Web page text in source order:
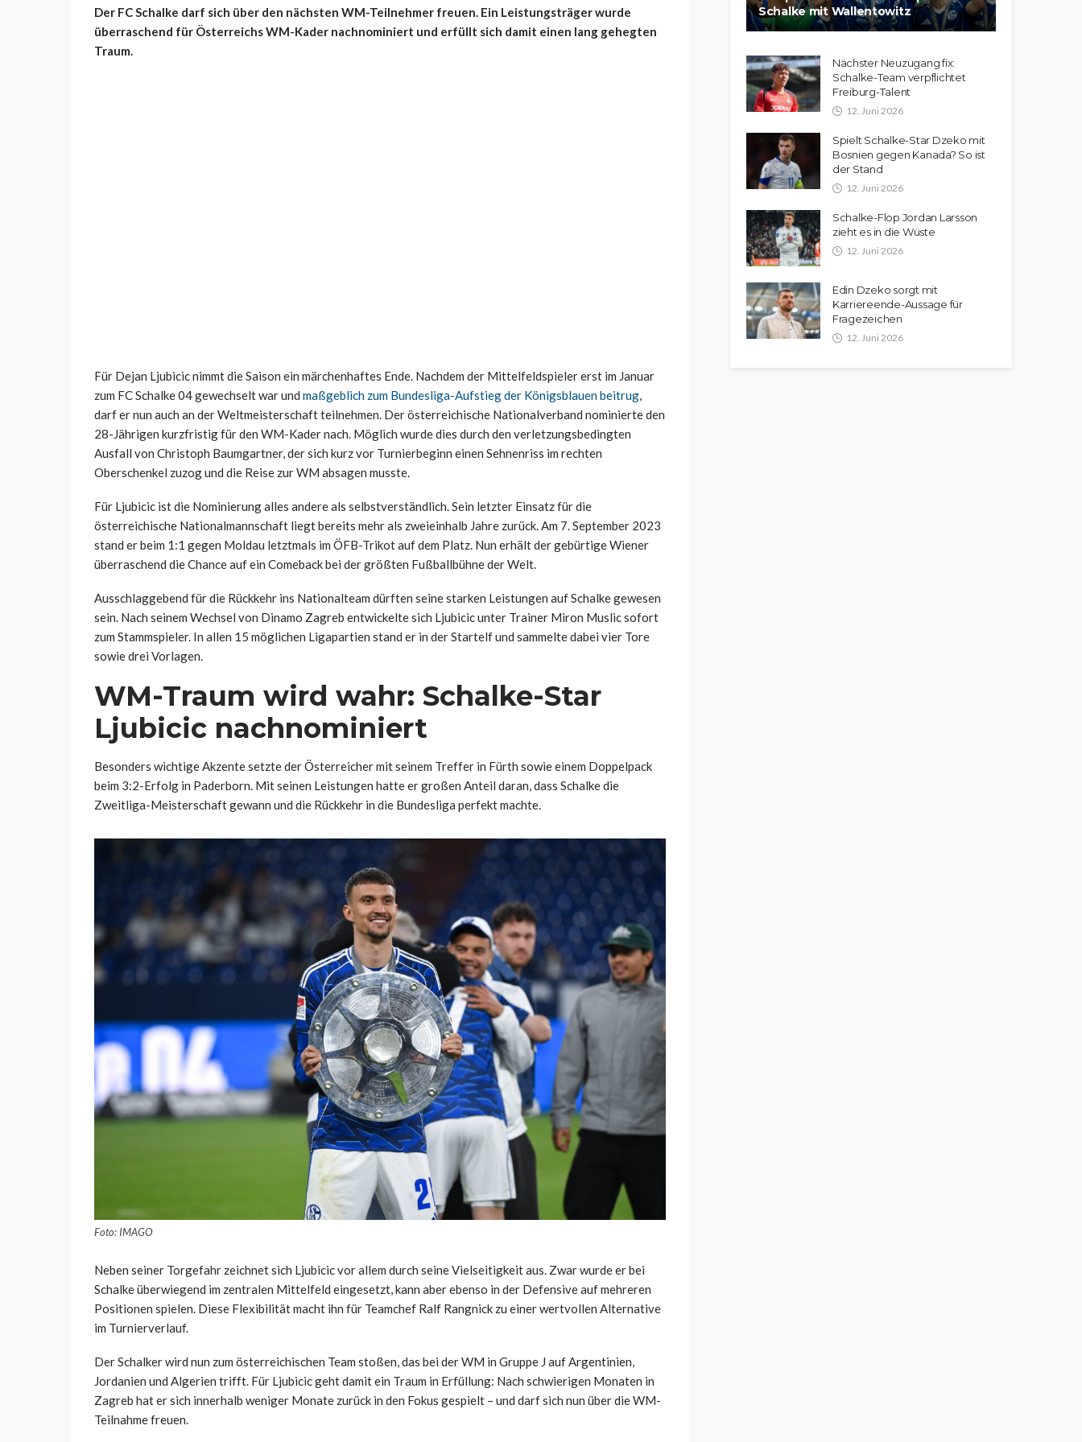
Der FC Schalke darf sich über den nächsten WM-Teilnehmer freuen. Ein Leistungsträger wurde
überraschend für Österreichs WM-Kader nachnominiert und erfüllt sich damit einen lang gehegten
Traum.
Für Dejan Ljubicic nimmt die Saison ein märchenhaftes Ende. Nachdem der Mittelfeldspieler erst im Januar
zum FC Schalke 04 gewechselt war und maßgeblich zum Bundesliga-Aufstieg der Königsblauen beitrug,
darf er nun auch an der Weltmeisterschaft teilnehmen. Der österreichische Nationalverband nominierte den
28-Jährigen kurzfristig für den WM-Kader nach. Möglich wurde dies durch den verletzungsbedingten
Ausfall von Christoph Baumgartner, der sich kurz vor Turnierbeginn einen Sehnenriss im rechten
Oberschenkel zuzog und die Reise zur WM absagen musste.
Für Ljubicic ist die Nominierung alles andere als selbstverständlich. Sein letzter Einsatz für die
österreichische Nationalmannschaft liegt bereits mehr als zweieinhalb Jahre zurück. Am 7. September 2023
stand er beim 1:1 gegen Moldau letztmals im ÖFB-Trikot auf dem Platz. Nun erhält der gebürtige Wiener
überraschend die Chance auf ein Comeback bei der größten Fußballbühne der Welt.
Ausschlaggebend für die Rückkehr ins Nationalteam dürften seine starken Leistungen auf Schalke gewesen
sein. Nach seinem Wechsel von Dinamo Zagreb entwickelte sich Ljubicic unter Trainer Miron Muslic sofort
zum Stammspieler. In allen 15 möglichen Ligapartien stand er in der Startelf und sammelte dabei vier Tore
sowie drei Vorlagen.
WM-Traum wird wahr: Schalke-Star
Ljubicic nachnominiert
Besonders wichtige Akzente setzte der Österreicher mit seinem Treffer in Fürth sowie einem Doppelpack
beim 3:2-Erfolg in Paderborn. Mit seinen Leistungen hatte er großen Anteil daran, dass Schalke die
Zweitliga-Meisterschaft gewann und die Rückkehr in die Bundesliga perfekt machte.
Foto: IMAGO
Neben seiner Torgefahr zeichnet sich Ljubicic vor allem durch seine Vielseitigkeit aus. Zwar wurde er bei
Schalke überwiegend im zentralen Mittelfeld eingesetzt, kann aber ebenso in der Defensive auf mehreren
Positionen spielen. Diese Flexibilität macht ihn für Teamchef Ralf Rangnick zu einer wertvollen Alternative
im Turnierverlauf.
Der Schalker wird nun zum österreichischen Team stoßen, das bei der WM in Gruppe J auf Argentinien,
Jordanien und Algerien trifft. Für Ljubicic geht damit ein Traum in Erfüllung: Nach schwierigen Monaten in
Zagreb hat er sich innerhalb weniger Monate zurück in den Fokus gespielt – und darf sich nun über die WM-
Teilnahme freuen.
Schalke mit Wallentowitz
Nächster Neuzugang fix:
Schalke-Team verpflichtet
Freiburg-Talent
12. Juni 2026
Spielt Schalke-Star Dzeko mit
Bosnien gegen Kanada? So ist
der Stand
12. Juni 2026
Schalke-Flop Jordan Larsson
zieht es in die Wüste
12. Juni 2026
Edin Dzeko sorgt mit
Karriereende-Aussage für
Fragezeichen
12. Juni 2026